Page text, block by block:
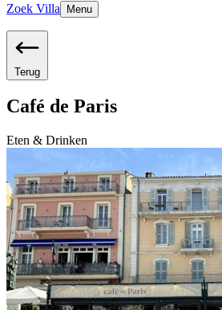
Zoek Villa Menu
Terug
Café de Paris
Eten & Drinken